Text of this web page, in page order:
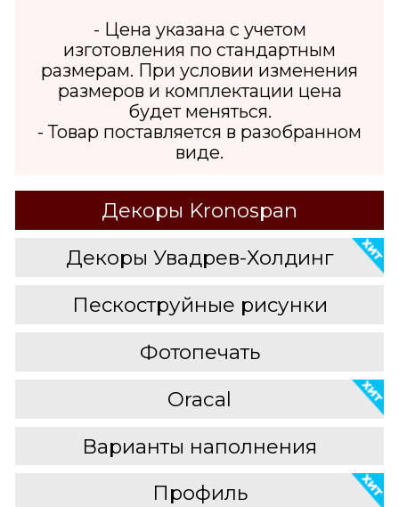
- Цена указана с учетом
изготовления по стандартным
размерам. При условии изменения
размеров и комплектации цена
будет меняться.
- Товар поставляется в разобранном
виде.
Декоры Kronospan
Декоры Увадрев-Холдинг
Пескоструйные рисунки
Фотопечать
Oracal
Варианты наполнения
Профиль